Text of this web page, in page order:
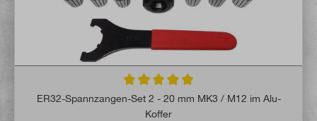
Durchschnittliche Bewertung von 4.9 von
ER32-Spannzangen-Set 2 - 20 mm MK3 / M12 im Alu-
Koffer